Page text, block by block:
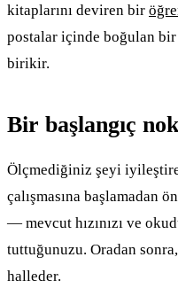
kitaplarını deviren bir
postalar içinde boğulan bir
birikir.
Bir başlangıç
Ölçmediğiniz şeyi
çalışmasına başlamadan
— mevcut hızınızı ve
tuttuğunuzu. Oradan
halleder.